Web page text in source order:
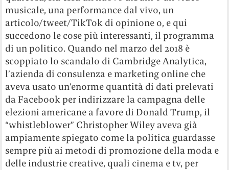
musicale, una performance dal vivo, un
articolo/tweet/TikTok di opinione o, e qui
succedono le cose più interessanti, il programma
di un politico. Quando nel marzo del 2018 è
scoppiato lo scandalo di Cambridge Analytica,
l’azienda di consulenza e marketing online che
aveva usato un’enorme quantità di dati prelevati
da Facebook per indirizzare la campagna delle
elezioni americane a favore di Donald Trump, il
“whistleblower” Christopher Wiley aveva già
ampiamente spiegato come la politica guardasse
sempre più ai metodi di promozione della moda e
delle industrie creative, quali cinema e tv, per